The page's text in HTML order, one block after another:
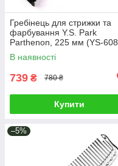
Гребінець для стрижки та
фарбування Y.S. Park
Parthenon, 225 мм (YS-608
Carbon Black)
В наявності
739 ₴ 780 ₴
Купити
–5%